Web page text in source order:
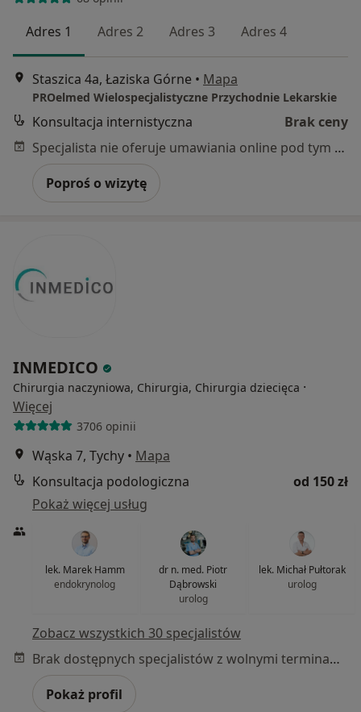
Adres 1 Adres 2 Adres 3 Adres 4
Staszica 4a, Łaziska Górne • Mapa
PROelmed Wielospecjalistyczne Przychodnie Lekarskie
Konsultacja internistyczna
Brak ceny
Specjalista nie oferuje umawiania online pod tym adresem.
Poproś o wizytę
INMEDICO
Chirurgia naczyniowa, Chirurgia, Chirurgia dziecięca ·
Więcej
3706 opinii
Wąska 7, Tychy • Mapa
Konsultacja podologiczna
od 150 zł
Pokaż więcej usług
lek. Marek Hamm
endokrynolog
dr n. med. Piotr
Dąbrowski
urolog
lek. Michał Pułtorak
urolog
Zobacz wszystkich 30 specjalistów
Brak dostępnych specjalistów z wolnymi terminami w tym centrum medycznym.
Pokaż profil